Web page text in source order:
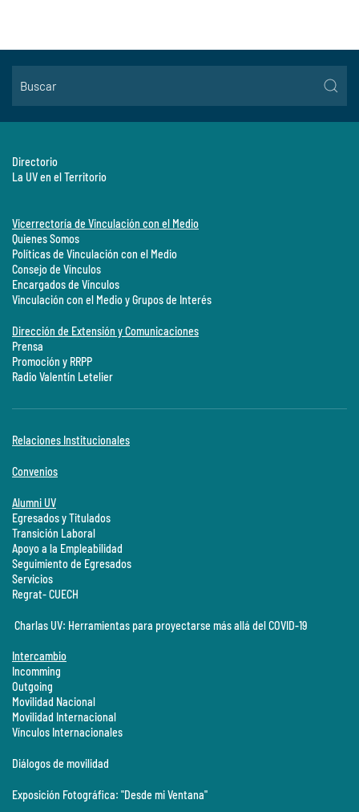
Directorio
La UV en el Territorio
Vicerrectoría de Vinculación con el Medio
Quienes Somos
Políticas de Vinculación con el Medio
Consejo de Vínculos
Encargados de Vínculos
Vinculación con el Medio y Grupos de Interés
Dirección de Extensión y Comunicaciones
Prensa
Promoción y RRPP
Radio Valentín Letelier
Relaciones Institucionales
Convenios
Alumni UV
Egresados y Titulados
Transición Laboral
Apoyo a la Empleabilidad
Seguimiento de Egresados
Servicios
Regrat- CUECH
Charlas UV: Herramientas para proyectarse más allá del COVID-19
Intercambio
Incomming
Outgoing
Movilidad Nacional
Movilidad Internacional
Vínculos Internacionales
Diálogos de movilidad
Exposición Fotográfica: "Desde mi Ventana"